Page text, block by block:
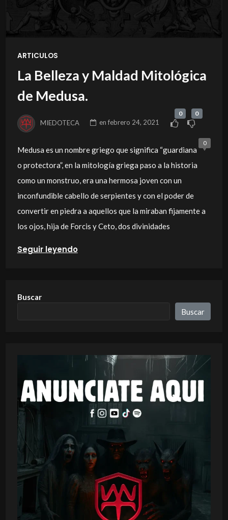
ARTICULOS
La Belleza y Maldad Mitológica
de Medusa.
MIEDOTECA enfebrero 24, 2021
0 0
0
Medusa es un nombre griego que significa “guardiana
o protectora”, en la mitología griega paso a la historia
como un monstruo, era una hermosa joven con un
inconfundible cabello de serpientes y con el poder de
convertir en piedra a aquellos que la miraban fijamente a
los ojos, hija de Forcis y Ceto, dos divinidades
Seguir leyendo
Buscar
Buscar